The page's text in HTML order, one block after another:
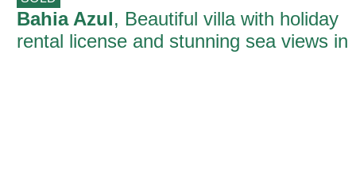
Bahia Azul, Beautiful villa with holiday
rental license and stunning sea views in